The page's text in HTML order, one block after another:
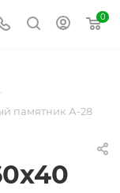
0
памятник А-28